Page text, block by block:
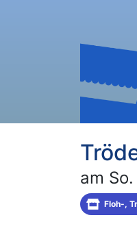
am
Floh-,